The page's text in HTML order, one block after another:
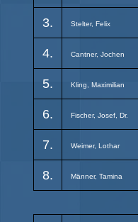
3. Stelter, Felix
4. Cantner, Jochen
5. Kling, Maximilian
6. Fischer, Josef, Dr.
7. Weimer, Lothar
8. Männer, Tamina